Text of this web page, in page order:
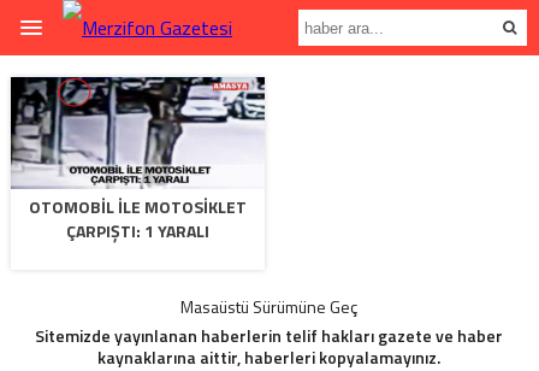
OTOMOBİL İLE MOTOSİKLET
ÇARPIŞTI: 1 YARALI
Masaüstü Sürümüne Geç
Sitemizde yayınlanan haberlerin telif hakları gazete ve haber
kaynaklarına aittir, haberleri kopyalamayınız.